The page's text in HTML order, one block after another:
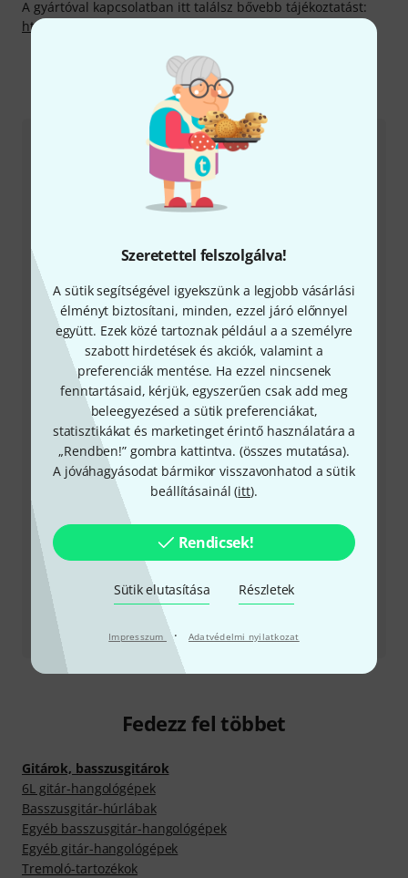
Szeretettel felszolgálva!
A sütik segítségével igyekszünk a legjobb vásárlási
élményt biztosítani, minden, ezzel járó előnnyel
együtt. Ezek közé tartoznak például a a személyre
szabott hirdetések és akciók, valamint a
preferenciák mentése. Ha ezzel nincsenek
fenntartásaid, kérjük, egyszerűen csak add meg
beleegyezésed a sütik preferenciákat,
statisztikákat és marketinget érintő használatára a
„Rendben!” gombra kattintva. (összes mutatása).
A jóváhagyásodat bármikor visszavonhatod a sütik
beállításainál (itt).
Rendicsek!
Sütik elutasítása Részletek
Impresszum · Adatvédelmi nyilatkozat
A gyártóval kapcsolatban itt találsz bővebb tájékoztatást:
http://www.hipshotproducts.com
Így érhetsz el minket
Ügyfélszolgálat - Magyarország
Ügyfélszolgálatunk minden kérdés és észrevétel esetén
örömmel áll rendelkezésedre
Készítsd elő ügyfélszámodat
Nyitvatartási idő (CEST - Közép-európai
nyári időszámítás)
Visszahívást kérek
Még több elérhetőség
Termék visszaküldése
Minden kapcsolattartó
Fedezz fel többet
Gitárok, basszusgitárok
6L gitár-hangológépek
Basszusgitár-húrlábak
Egyéb basszusgitár-hangológépek
Egyéb gitár-hangológépek
Tremoló-tartozékok